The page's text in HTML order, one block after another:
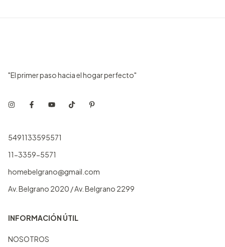
"El primer paso hacia el hogar perfecto"
5491133595571
11-3359-5571
homebelgrano@gmail.com
Av. Belgrano 2020 / Av. Belgrano 2299
INFORMACIÓN ÚTIL
NOSOTROS